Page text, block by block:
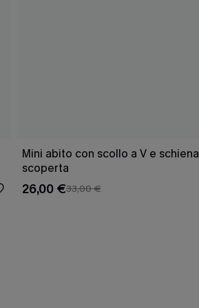
Mini abito con scollo a V e schiena
scoperta
26,00 €33,00 €